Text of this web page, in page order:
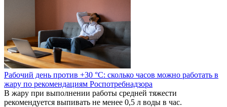
Рабочий день против +30 °C: сколько часов можно работать в
жару по рекомендациям Роспотребнадзора
В жару при выполнении работы средней тяжести
рекомендуется выпивать не менее 0,5 л воды в час.